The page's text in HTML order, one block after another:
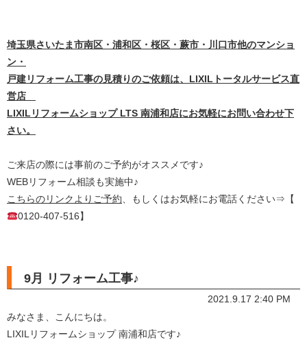
埼玉県さいたま市南区・浦和区・桜区・蕨市・川口市他のマンショ
ン・
戸建リフォーム工事の見積りのご依頼は、LIXILトータルサービス直
営店
LIXILリフォームショップ LTS 南浦和店にお気軽にお問い合わせ下
さい。
ご来店の際には事前のご予約がオススメです♪
WEBリフォーム相談も実施中♪
こちらのリンクよりご予約 、もしくはお気軽にお電話ください⇒【
0120-407-516】
9月 リフォーム工事♪
2021.9.17 2:40 PM
みなさま、こんにちは。
LIXILリフォームショップ 南浦和店です♪